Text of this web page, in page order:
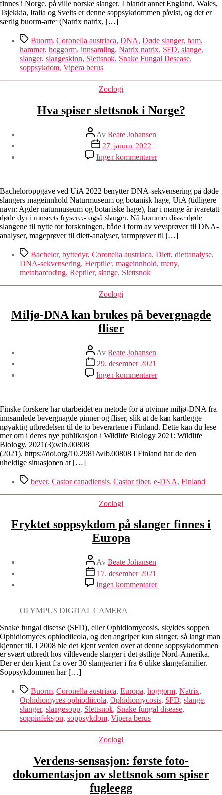
finnes i Norge, på ville norske slanger. I blandt annet England, Wales,
Tsjekkia, Italia og Sveits er denne soppsykdommen påvist, og det er
særlig buorm-arter (Natrix natrix, […]
Stikkord
Buorm, Coronella austriaca, DNA, Døde slanger, ham,
hammer, hoggorm, innsamling, Natrix natrix, SFD, slange,
slanger, slangeskinn, Slettsnok, Snake Fungal Desease,
soppsykdom, Vipera berus
Kategorier
Zoologi
Hva spiser slettsnok i Norge?
Innleggsforfatter
Av Beate Johansen
Publiseringsdato
27. januar 2022
Ingen kommentarertil
Hva
i
Norge?
Bacheloroppgave ved UiA 2022 benytter DNA-sekvensering på døde
slangers mageinnhold Naturmuseum og botanisk hage, UiA (tidligere
navn: Agder naturmuseum og botaniske hage), har i mange år ivaretatt
døde dyr i museets frysere,- også slanger. Nå kommer disse døde
slangene til nytte for forskningen, både i form av vevsprøver til DNA-
analyser, mageprøver til diett-analyser, tarmprøver til […]
Stikkord
Bachelor, byttedyr, Coronella austriaca, Diett, diettanalyse,
DNA-sekvensering, Herptiler, mageinnhold, meny,
metabarcoding, Reptiler, slange, Slettsnok
Kategorier
Zoologi
Miljø-DNA kan brukes på bevergnagde
fliser
Innleggsforfatter
Av Beate Johansen
Publiseringsdato
29. desember 2021
Ingen kommentarertil
Miljø-
brukes
på
bevergnagde
fliser
Finske forskere har utarbeidet en metode for å utvinne miljø-DNA fra
innsamlede bevergnagde pinner og fliser, slik at de kan kartlegge
nøyaktig utbredelsen til de to beverartene i Finland. Dette kan du lese
mer om i deres nye publikasjon i Wildlife Biology 2021: Wildlife
Biology, 2021(3):wlb.00808
(2021). https://doi.org/10.2981/wlb.00808 I Finland har de den
uheldige situasjonen at […]
Stikkord
bever, Castor canadiensis, Castor fiber, e-DNA, Finland
Kategorier
Zoologi
Fryktet soppsykdom på slanger finnes i
Europa
Innleggsforfatter
Av Beate Johansen
Publiseringsdato
17. desember 2021
Ingen kommentarertil
Fryktet
finnes
i
Europa
OLYMPUS DIGITAL CAMERA
Snake fungal disease (SFD), eller Ophidiomycosis, skyldes soppen
Ophidiomyces ophiodiicola, og den angriper kun slanger, så langt man
kjenner til. I 2008 ble det kjent verden over at denne soppsykdommen
er svært utbredt hos viltlevende slanger i det østlige Nord-Amerika.
Der er den kjent fra over 30 slangearter i fra 6 ulike slangefamilier.
Soppsykdommen har […]
Stikkord
Buorm, Coronella austriaca, Europa, hoggorm, Natrix,
Ophidiomyces ophiodiicola, Ophidiomycosis, SFD, slange,
slanger, slangesopp, Slettsnok, Snake fungal disease,
soppinfeksjon, soppsykdom, Vipera berus
Kategorier
Zoologi
Verdens-sensasjon: første foto-
dokumentasjon av slettsnok som spiser
fugleegg